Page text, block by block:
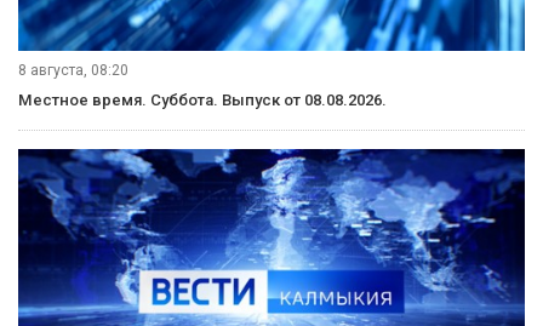
8 августа, 08:20
Местное время. Суббота. Выпуск от 08.08.2026.